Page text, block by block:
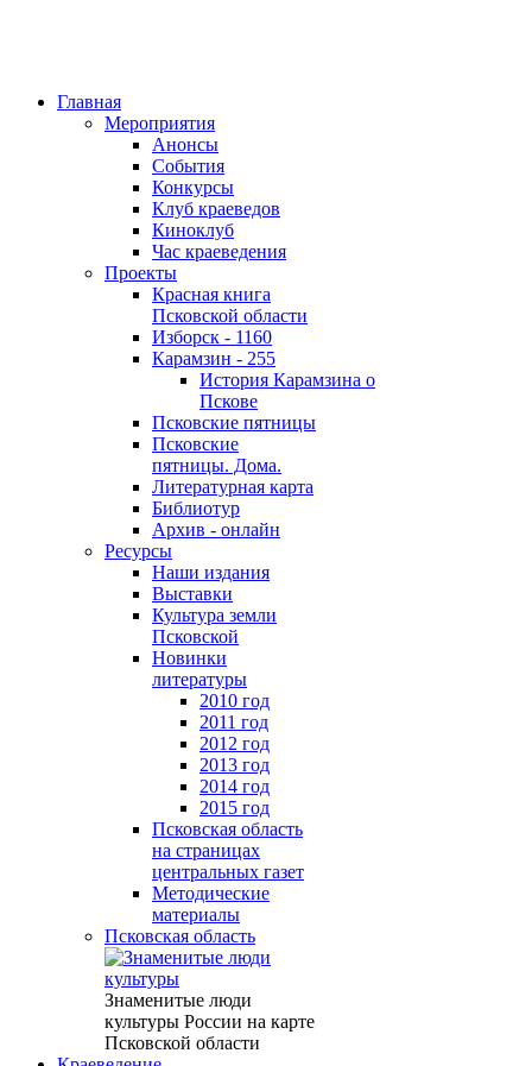
Главная
Мероприятия
Анонсы
События
Конкурсы
Клуб краеведов
Киноклуб
Час краеведения
Проекты
Красная книга
Псковской области
Изборск - 1160
Карамзин - 255
История Карамзина о
Пскове
Псковские пятницы
Псковские
пятницы. Дома.
Литературная карта
Библиотур
Архив - онлайн
Ресурсы
Наши издания
Выставки
Культура земли
Псковской
Новинки
литературы
2010 год
2011 год
2012 год
2013 год
2014 год
2015 год
Псковская область
на страницах
центральных газет
Методические
материалы
Псковская область
Знаменитые люди
культуры России на карте
Псковской области